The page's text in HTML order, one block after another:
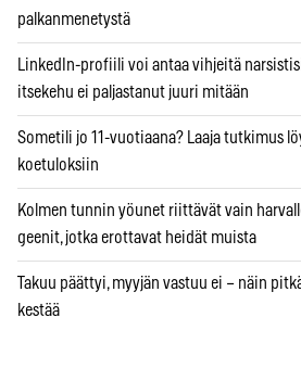
palkanmenetystä
LinkedIn-profiili voi antaa vihjeitä
itsekehu ei paljastanut juuri mitään
Sometili jo 11-vuotiaana? Laaja tutkimus
koetuloksiin
Kolmen tunnin yöunet riittävät vain
geenit, jotka erottavat heidät muista
Takuu päättyi, myyjän vastuu ei – näin
kestää